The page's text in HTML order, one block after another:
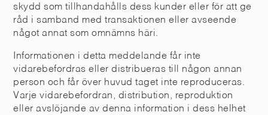
skydd som tillhandahålls dess kunder eller för att ge
råd i samband med transaktionen eller avseende
något annat som omnämns häri.
Informationen i detta meddelande får inte
vidarebefordras eller distribueras till någon annan
person och får över huvud taget inte reproduceras.
Varje vidarebefordran, distribution, reproduktion
eller avslöjande av denna information i dess helhet